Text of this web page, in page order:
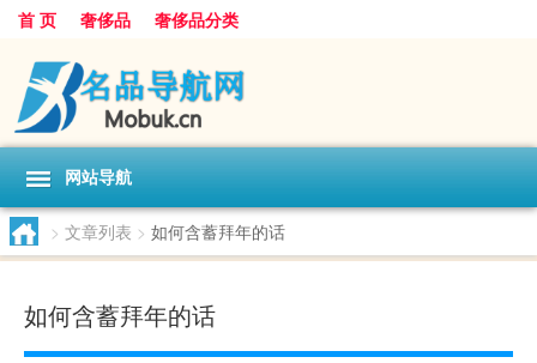
首 页 奢侈品 奢侈品分类
网站导航
> 文章列表 > 如何含蓄拜年的话
如何含蓄拜年的话